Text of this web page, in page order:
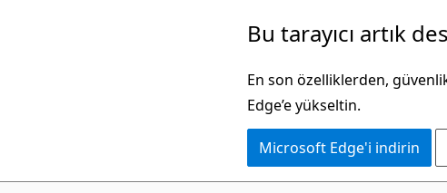
Bu tarayıcı artık
En son özelliklerden,
Edge’e yükseltin.
Microsoft Edge'i indirin